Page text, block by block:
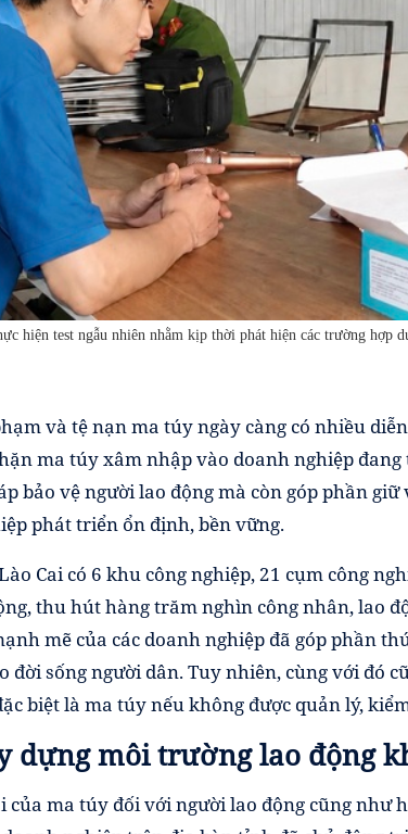
hiện test ngẫu nhiên nhằm kịp thời phát hiện các trường hợp
và tệ nạn ma túy ngày càng có nhiều
ma túy xâm nhập vào doanh nghiệp
bảo vệ người lao động mà còn góp phần
phát triển ổn định, bền vững.
Cai có 6 khu công nghiệp, 21 cụm công
thu hút hàng trăm nghìn công nhân, lao
mẽ của các doanh nghiệp đã góp phần
đời sống người dân. Tuy nhiên, cùng với đó
biệt là ma túy nếu không được quản lý,
dựng môi trường lao động
của ma túy đối với người lao động cũng như